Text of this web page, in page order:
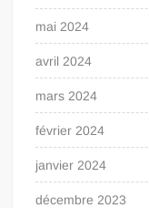
mai 2024
avril 2024
mars 2024
février 2024
janvier 2024
décembre 2023